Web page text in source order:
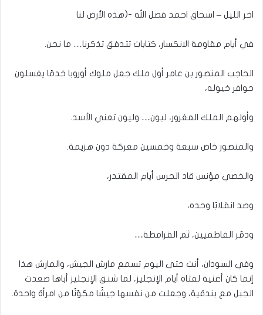
اخر الليل – اسحاق احمد فصل الله -(هذه الأرض لنا
في أيام مقاومة الانكسار، كتابات تتدفق تذكرنا… ما نحن.
الحاجب المنصور بن عامر أول ملك جعل ملوك أوروبا خدمًا يغسلون
حوافر خيوله،
وأولهم الملك المغرور، ليون… وليون تعني الأسد.
والمنصور خاض سبعة وخمسين معركة دون هزيمة.
والخصي مؤنس قاد الحرس أيام المقتدر،
وصد انقلابًا وحده،
ودمّر الفاطميين، ثم القرامطة…
وفي السودان، أنت حتى اليوم تسمع مارش الجيش، والمارش هذا
إنما كان أغنية لفتاة أيام الإنجليز، لما شنق الإنجليز أباها صعدت
الجبل مع بندقية، وجعلت من نفسها جيشًا مكوّنًا من امرأة واحدة.